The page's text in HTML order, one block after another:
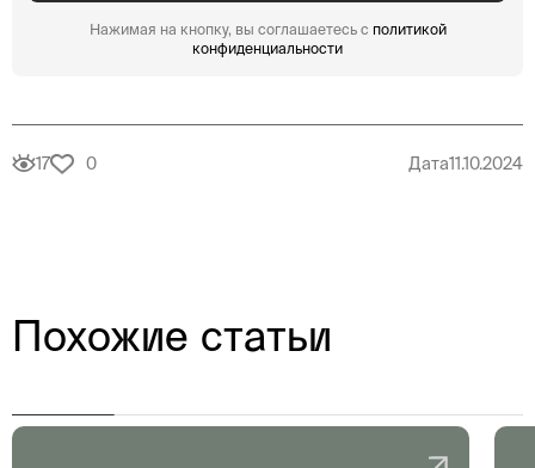
Нажимая на кнопку, вы соглашаетесь с политикой
конфиденциальности
17 0 Дата11.10.2024
Похожие статьи